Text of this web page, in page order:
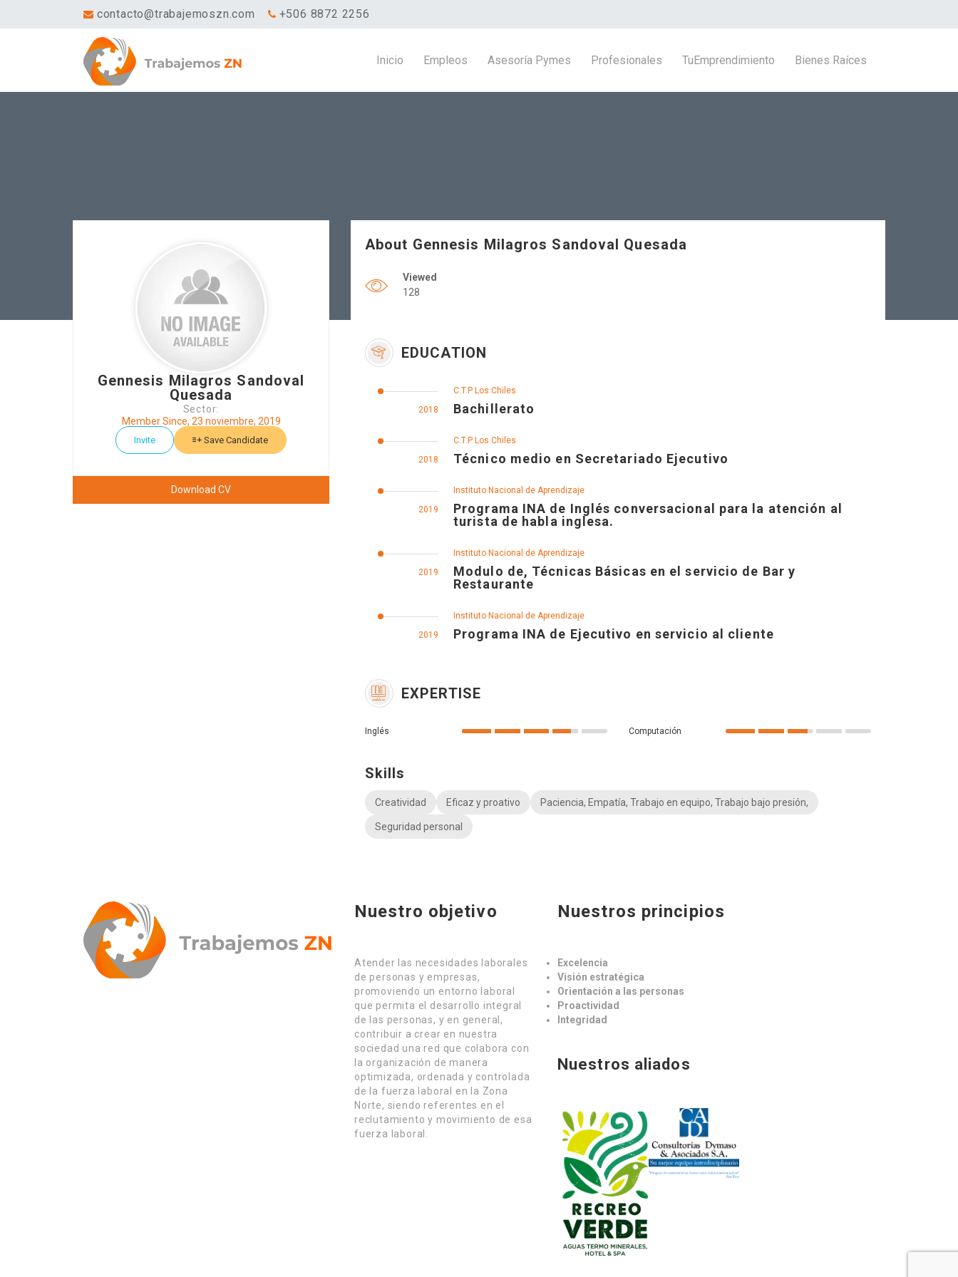
contacto@trabajemoszn.com +506 8872 2256
Inicio Empleos Asesoría Pymes Profesionales TuEmprendimiento Bienes Raíces
Gennesis Milagros Sandoval
Quesada
Sector:
Member Since, 23 noviembre, 2019
Invite Save Candidate
Download CV
About Gennesis Milagros Sandoval Quesada
Viewed
128
EDUCATION
2018
C.T.P Los Chiles
Bachillerato
2018
C.T.P Los Chiles
Técnico medio en Secretariado Ejecutivo
2019
Instituto Nacional de Aprendizaje
Programa INA de Inglés conversacional para la atención al
turista de habla inglesa.
2019
Instituto Nacional de Aprendizaje
Modulo de, Técnicas Básicas en el servicio de Bar y
Restaurante
2019
Instituto Nacional de Aprendizaje
Programa INA de Ejecutivo en servicio al cliente
EXPERTISE
Inglés Computación
Skills
Creatividad Eficaz y proativo Paciencia, Empatía, Trabajo en equipo, Trabajo bajo presión,
Seguridad personal
Nuestro objetivo
Atender las necesidades laborales
de personas y empresas,
promoviendo un entorno laboral
que permita el desarrollo integral
de las personas, y en general,
contribuir a crear en nuestra
sociedad una red que colabora con
la organización de manera
optimizada, ordenada y controlada
de la fuerza laboral en la Zona
Norte, siendo referentes en el
reclutamiento y movimiento de esa
fuerza laboral.
Nuestros principios
Excelencia
Visión estratégica
Orientación a las personas
Proactividad
Integridad
Nuestros aliados